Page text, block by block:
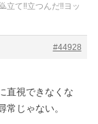
立て‼️立つんだ‼️ヨッ
#44928
直視できなくな
常じゃない。